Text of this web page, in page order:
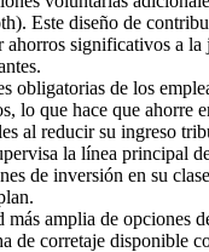
Este diseño de
ahorros significativos a la
obligatorias de los
lo que hace que ahorre
al reducir su ingreso
la línea principal
de inversión en su
más amplia de opciones
de corretaje disponible